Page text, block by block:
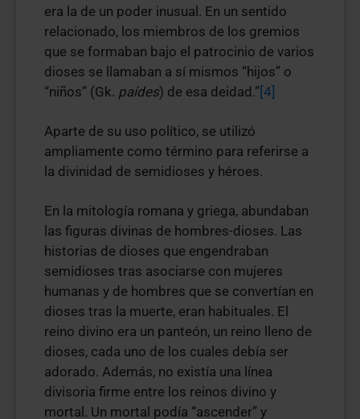
era la de un poder inusual. En un sentido
relacionado, los miembros de los gremios
que se formaban bajo el patrocinio de varios
dioses se llamaban a sí mismos “hijos” o
“niños” (Gk. paídes) de esa deidad.” [4]
Aparte de su uso político, se utilizó
ampliamente como término para referirse a
la divinidad de semidioses y héroes.
En la mitología romana y griega, abundaban
las figuras divinas de hombres-dioses. Las
historias de dioses que engendraban
semidioses tras asociarse con mujeres
humanas y de hombres que se convertían en
dioses tras la muerte, eran habituales. El
reino divino era un panteón, un reino lleno de
dioses, cada uno de los cuales debía ser
adorado. Además, no existía una línea
divisoria firme entre los reinos divino y
mortal. Un mortal podía “ascender” y